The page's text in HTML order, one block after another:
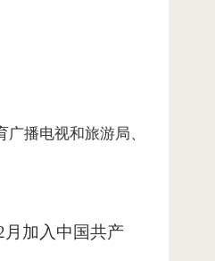
播电视和旅游局、
加入中国共产